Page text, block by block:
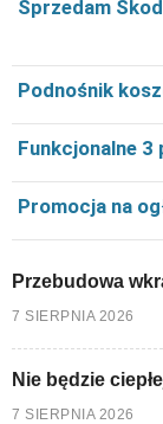
Sprzedam
Podnośnik
Funkcjonalne
Promocja na
Przebudowa
7 SIERPNIA 2026
Nie będzie
7 SIERPNIA 2026